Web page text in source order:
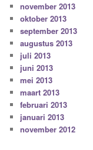
november 2013
oktober 2013
september 2013
augustus 2013
juli 2013
juni 2013
mei 2013
maart 2013
februari 2013
januari 2013
november 2012